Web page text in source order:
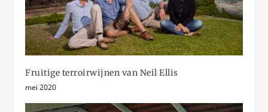
Fruitige terroirwijnen van Neil Ellis
mei 2020